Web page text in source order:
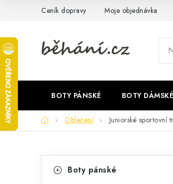
Ceník dopravy Moje objednávka
BOTY PÁNSKÉ BOTY DÁMSKÉ
DomůOblečení Juniorské sportovní
kategorie
a
Boty pánské